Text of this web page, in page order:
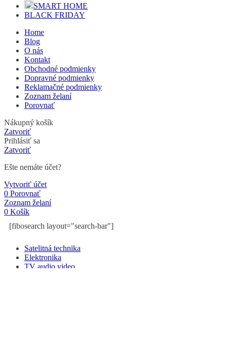
SMART HOME
BLACK FRIDAY
Home
Blog
O nás
Kontakt
Obchodné podmienky
Dopravné podmienky
Reklamačné podmienky
Zoznam želaní
Porovnať
Nákupný košík
Zatvoriť
Prihlásiť sa
Zatvoriť
Ešte nemáte účet?
Vytvoriť účet
0 Porovnať
Zoznam želaní
0 Košík
[fibosearch layout="search-bar"]
Satelitná technika
Elektronika
TV audio video